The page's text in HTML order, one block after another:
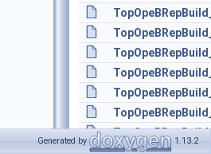
Generated by 1.13.2